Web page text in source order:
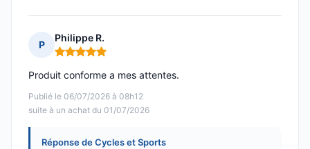
P
Philippe R.
Note : 5 sur 5
Publié le 06/07/2026 à 08h12
suite à un achat du 01/07/2026
Produit conforme a mes attentes.
Réponse de Cycles et Sports